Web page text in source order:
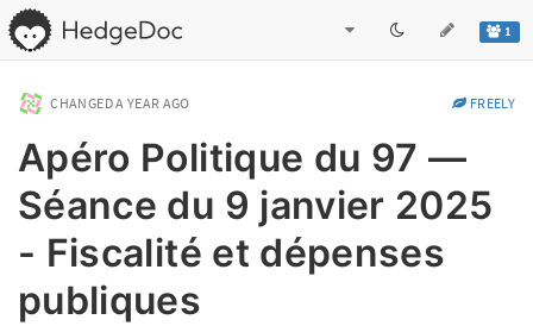
1
CHANGEDA YEAR AGO FREELY
Apéro Politique du 97 —
Séance du 9 janvier 2025
- Fiscalité et dépenses
publiques